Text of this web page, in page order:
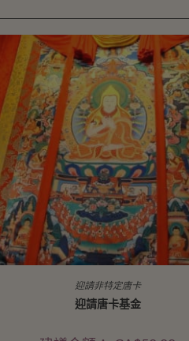
迎請非特定唐卡
迎請唐卡基金